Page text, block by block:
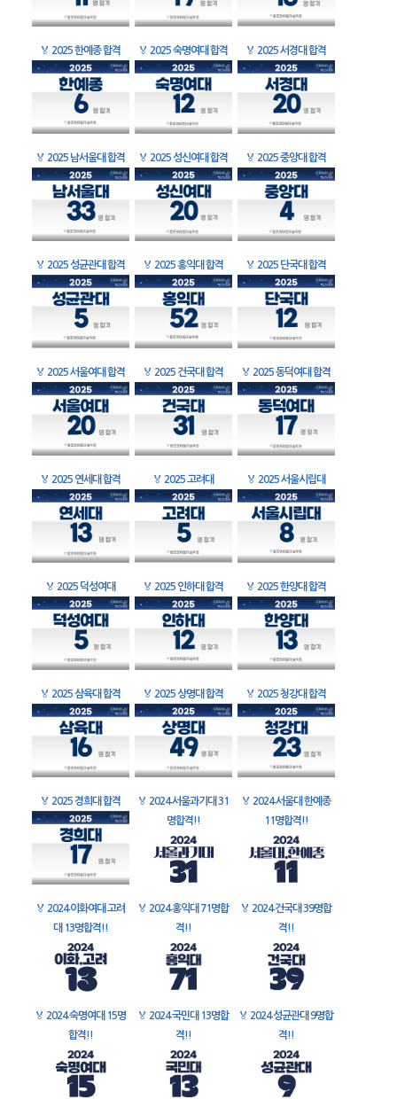
🏅 2025 한예종 합격 🏅 2025 숙명여대 합격 🏅 2025 서경대 합격
🏅 2025 남서울대 합격 🏅 2025 성신여대 합격 🏅 2025 중앙대 합격
🏅 2025 성균관대 합격 🏅 2025 홍익대 합격 🏅 2025 단국대 합격
🏅 2025 서울여대 합격 🏅 2025 건국대 합격 🏅 2025 동덕여대 합격
🏅 2025 연세대 합격 🏅 2025 고려대 🏅 2025 서울시립대
🏅 2025 덕성여대 🏅 2025 인하대 합격 🏅 2025 한양대 합격
🏅 2025 삼육대 합격 🏅 2025 상명대 합격 🏅 2025 청강대 합격
🏅 2025 경희대 합격 🏅 2024 서울과기대 31
명합격!!
🏅 2024 서울대 한예종
11명합격!!
🏅 2024 이화여대 고려
대 13명합격!!
🏅 2024 홍익대 71명합
격!!
🏅 2024 건국대 39명합
격!!
🏅 2024 숙명여대 15명
합격!!
🏅 2024 국민대 13명합
격!!
🏅 2024 성균관대 9명합
격!!